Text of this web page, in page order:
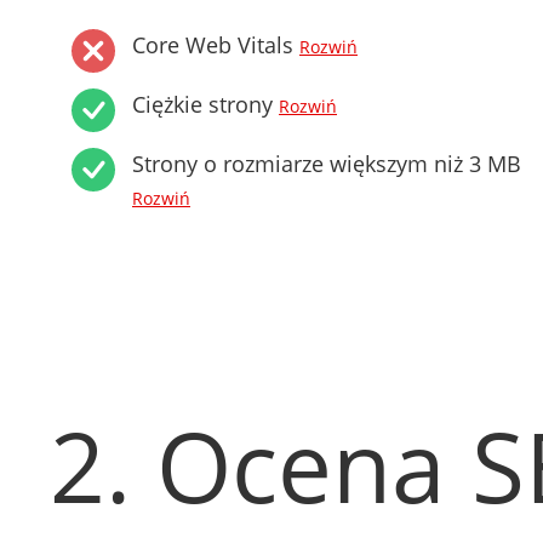
Core Web Vitals Rozwiń
Ciężkie strony Rozwiń
Strony o rozmiarze większym niż 3 MB
Rozwiń
2. Ocena